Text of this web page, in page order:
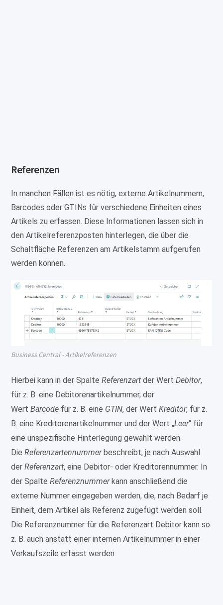
Referenzen
In manchen Fällen ist es nötig, externe Artikelnummern,
Barcodes oder GTINs für verschiedene Einheiten eines
Artikels zu erfassen. Diese Informationen lassen sich in
den Artikelreferenzposten hinterlegen, die über die
Schaltfläche Referenzen am Artikelstamm aufgerufen
werden können.
Business Central - Artikelreferenzen
Hierbei kann in der SpalteReferenzart der WertDebitor,
für z. B. eine Debitorenartikelnummer, der
WertBarcode für z. B. eine GTIN, der WertKreditor, für z.
B. eine Kreditorenartikelnummer und der Wert „Leer“ für
eine unspezifische Hinterlegung gewählt werden.
DieReferenzartennummerbeschreibt, je nach Auswahl
derReferenzart, eine Debitor- oder Kreditorennummer. In
der SpalteReferenznummerkann anschließend die
externe Nummer eingegeben werden, die, nach Bedarf je
Einheit, dem Artikel als Referenz zugefügt werden soll.
Die Referenznummer für die Referenzart Debitor kann so
z. B. auch anstatt einer internen Artikelnummer in einer
Verkaufszeile erfasst werden.